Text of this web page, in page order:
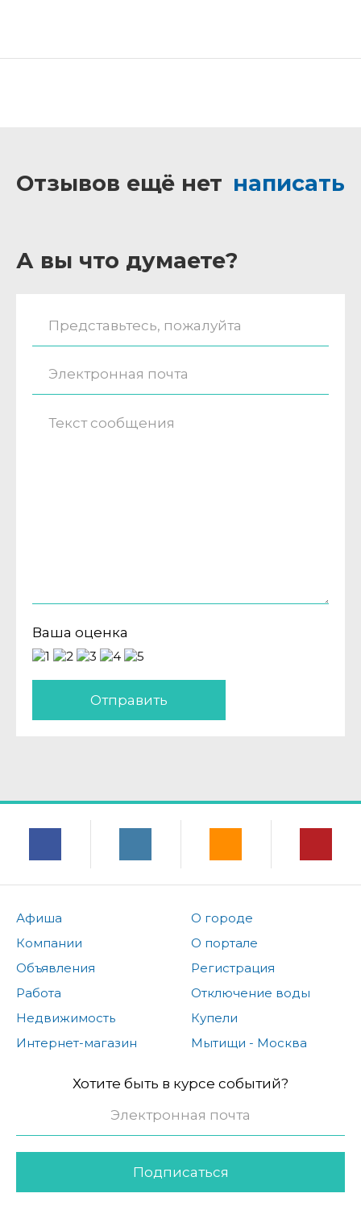
Отзывов ещё нет написать
А вы что думаете?
Ваша оценка
Отправить
Афиша
Компании
Объявления
Работа
Недвижимость
Интернет-магазин
О городе
О портале
Регистрация
Отключение воды
Купели
Мытищи - Москва
Хотите быть в курсе событий?
Подписаться